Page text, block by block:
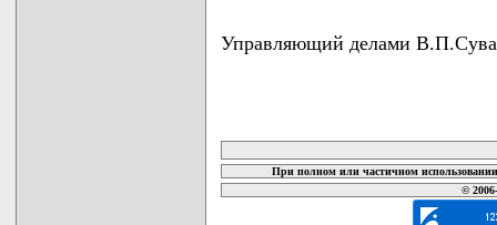
Управляющий делами
При полном или частичном
©